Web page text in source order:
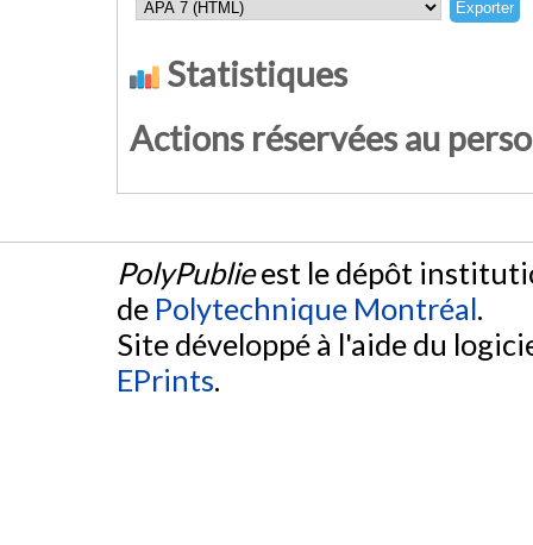
Statistiques
Actions réservées au
PolyPublieest le dépôt
de Polytechnique Montréal.
Site développé à l'aide du
EPrints.